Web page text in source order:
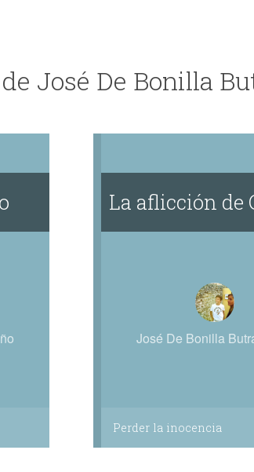
José De Bonilla
La aflicción de
José De Bonilla
Perder la inocencia